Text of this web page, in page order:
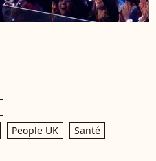
People UK Santé